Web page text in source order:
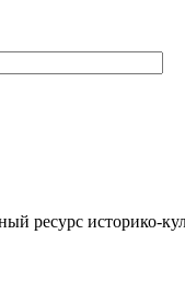
ресурс историко-